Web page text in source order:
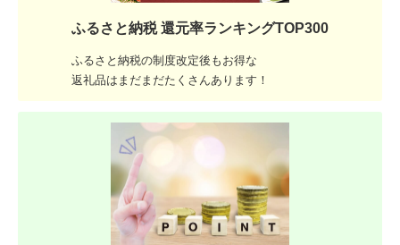
ふるさと納税 還元率ランキングTOP300
ふるさと納税の制度改定後もお得な
返礼品はまだまだたくさんあります！